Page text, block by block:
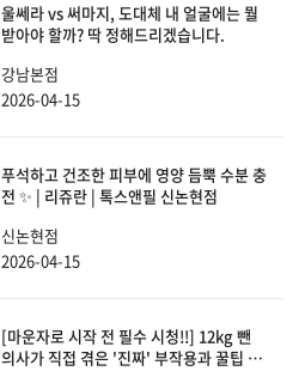
울쎄라 vs 써마지, 도대체 내 얼굴에는 뭘
받아야 할까? 딱 정해드리겠습니다.
강남본점
2026-04-15
푸석하고 건조한 피부에 영양 듬뿍 수분 충
전 ✨ | 리쥬란 | 톡스앤필 신논현점
신논현점
2026-04-15
[마운자로 시작 전 필수 시청!!] 12kg 뺀
의사가 직접 겪은 '진짜' 부작용과 꿀팁 다